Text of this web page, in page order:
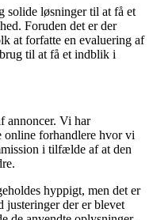
solide løsninger til at få et
Foruden det er der
at forfatte en evaluering af
til at få et indblik i
annoncer. Vi har
online forhandlere hvor vi
i tilfælde af at den
hyppigt, men det er
justeringer der er blevet